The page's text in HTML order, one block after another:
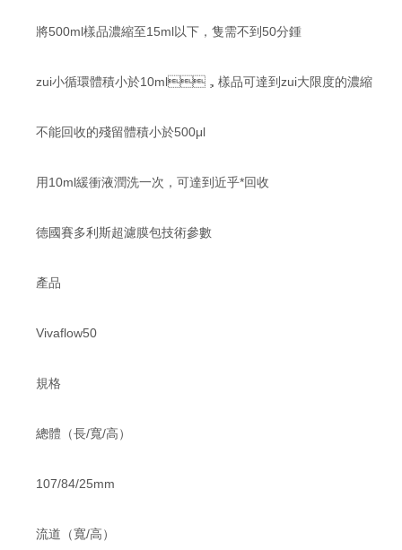
將500ml樣品濃縮至15ml以下，隻需不到50分鍾
zui小循環體積小於10ml，樣品可達到zui大限度的濃縮
不能回收的殘留體積小於500μl
用10ml緩衝液潤洗一次，可達到近乎*回收
德國賽多利斯超濾膜包技術參數
產品
Vivaflow50
規格
總體（長/寬/高）
107/84/25mm
流道（寬/高）